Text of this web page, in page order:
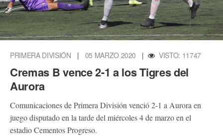
PRIMERA DIVISIÓN | 05 MARZO 2020 | VISTO: 11747
Cremas B vence 2-1 a los Tigres del
Aurora
Comunicaciones de Primera División venció 2-1 a Aurora en
juego disputado en la tarde del miércoles 4 de marzo en el
estadio Cementos Progreso.